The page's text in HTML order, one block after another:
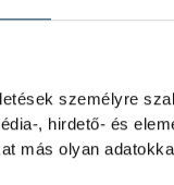
személyre
, hirdető- és
más olyan